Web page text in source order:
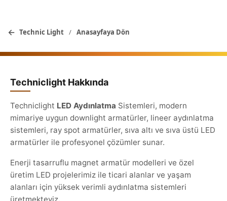
← Technic Light / Anasayfaya Dön
Techniclight Hakkında
Techniclight LED Aydınlatma Sistemleri, modern
mimariye uygun downlight armatürler, lineer aydınlatma
sistemleri, ray spot armatürler, sıva altı ve sıva üstü LED
armatürler ile profesyonel çözümler sunar.
Enerji tasarruflu magnet armatür modelleri ve özel
üretim LED projelerimiz ile ticari alanlar ve yaşam
alanları için yüksek verimli aydınlatma sistemleri
üretmekteyiz.